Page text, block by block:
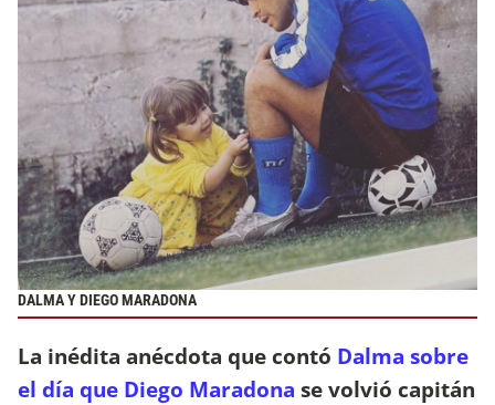
DALMA Y DIEGO MARADONA
La inédita anécdota que contó Dalma sobre
el día que Diego Maradona se volvió capitán